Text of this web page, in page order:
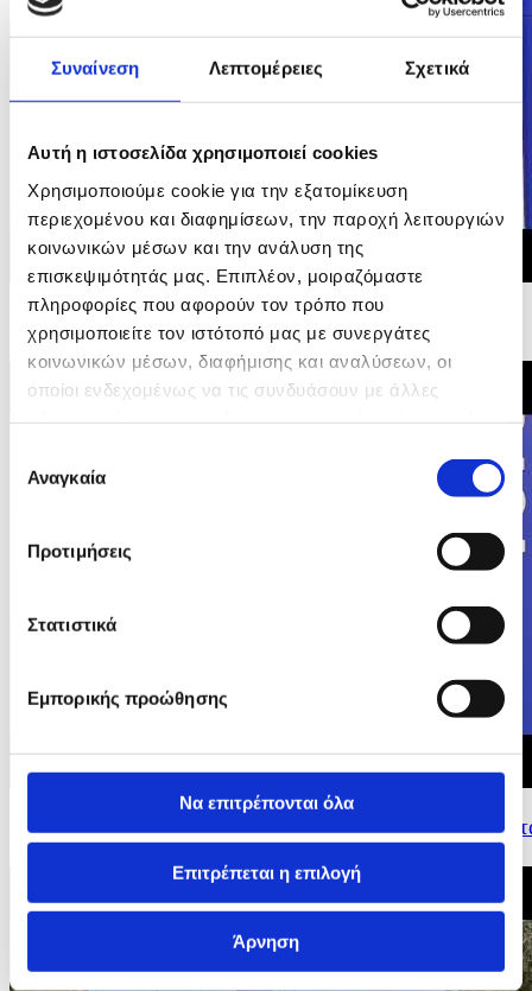
Συναίνεση Λεπτομέρειες Σχετικά
Αυτή η ιστοσελίδα χρησιμοποιεί cookies
Χρησιμοποιούμε cookie για την εξατομίκευση
περιεχομένου και διαφημίσεων, την παροχή λειτουργιών
κοινωνικών μέσων και την ανάλυση της
επισκεψιμότητάς μας. Επιπλέον, μοιραζόμαστε
πληροφορίες που αφορούν τον τρόπο που
χρησιμοποιείτε τον ιστότοπό μας με συνεργάτες
κοινωνικών μέσων, διαφήμισης και αναλύσεων, οι
οποίοι ενδεχομένως να τις συνδυάσουν με άλλες
των υπηρεσιών τους.
συγκατάθεσης
Αναγκαία
Προτιμήσεις
Στατιστικά
Εμπορικής προώθησης
Να επιτρέπονται όλα
Επιτρέπεται η επιλογή
Άρνηση
23/05/2026 15:36
Αρχικές Δηλώσεις Υπουργού Οικονομικών στη
Συνέντευξη Τύπου Άτυπου ECOFIN
Δηλώσεις Επιτρόπου για Οικονομια και
Ντομπρόβσκις στη Συνέντευξη Τύπου...